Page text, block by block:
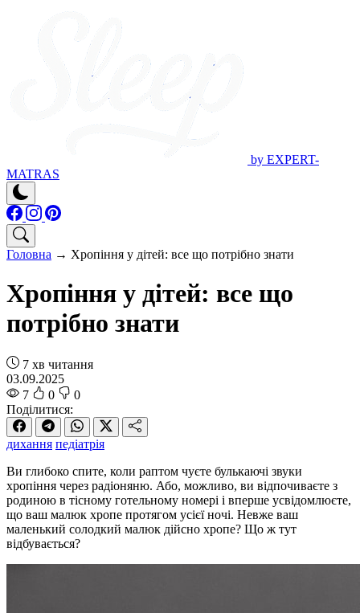
by EXPERT-
MATRAS
Головна → Хропіння у дітей: все що потрібно знати
Хропіння у дітей: все що
потрібно знати
7 хв читання
03.09.2025
7
0
0
Поділитися:
дихання педіатрія
Ви глибоко спите, коли раптом чуєте булькаючі звуки
хропіння через радіоняню. Або, можливо, ви відпочиваєте з
родиною в тісному готельному номері і вперше усвідомлюєте,
що ваш малюк хропе протягом усієї ночі. Невже ваш
маленький солодкий малюк дійсно хропе? Що ж тут
відбувається?